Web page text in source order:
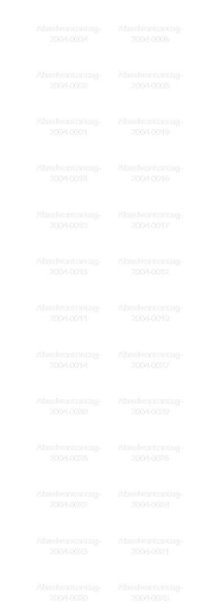
Absolvententag-
2004-0004
Absolvententag-
2004-0006
Absolvententag-
2004-0002
Absolvententag-
2004-0003
Absolvententag-
2004-0001
Absolvententag-
2004-0019
Absolvententag-
2004-0018
Absolvententag-
2004-0016
Absolvententag-
2004-0015
Absolvententag-
2004-0017
Absolvententag-
2004-0013
Absolvententag-
2004-0012
Absolvententag-
2004-0011
Absolvententag-
2004-0010
Absolvententag-
2004-0014
Absolvententag-
2004-0027
Absolvententag-
2004-0030
Absolvententag-
2004-0029
Absolvententag-
2004-0028
Absolvententag-
2004-0026
Absolvententag-
2004-0022
Absolvententag-
2004-0024
Absolvententag-
2004-0023
Absolvententag-
2004-0021
Absolvententag-
2004-0020
Absolvententag-
2004-0025